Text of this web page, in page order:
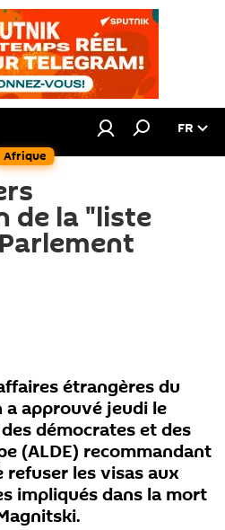
Afrique
FR
de la "liste
étrangères du
a approuvé jeudi le
démocrates et des
(ALDE) recommandant
refuser les visas aux
impliqués dans la mort